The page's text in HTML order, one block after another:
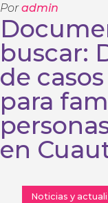
Poradmin
buscar:
de
para
en
Noticias y